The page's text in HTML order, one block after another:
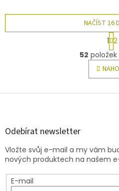
níže uvedené. Barva
akvamarín s dekorem 28101
O
v
l
á
a
v
k
y
v
ý
NAČÍST 16
S
t
r
á
n
k
v
1 2
52
Z
Odebírat newsletter
Vložte svůj e-mail a my vám
nových produktech na našem
E-mail